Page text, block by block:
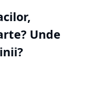
Unde